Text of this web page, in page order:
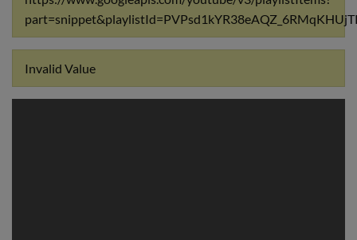
Invalid Value